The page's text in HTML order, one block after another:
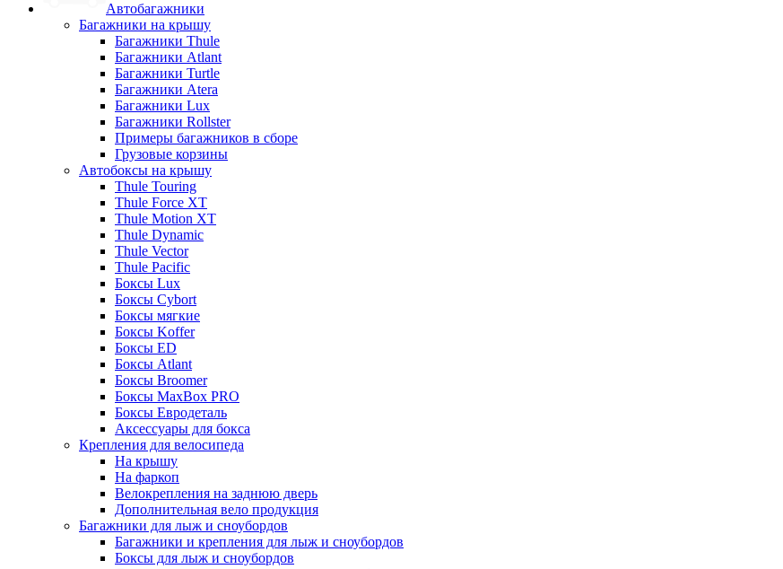
Автобагажники
Багажники на крышу
Багажники Thule
Багажники Atlant
Багажники Turtle
Багажники Atera
Багажники Lux
Багажники Rollster
Примеры багажников в сборе
Грузовые корзины
Автобоксы на крышу
Thule Touring
Thule Force XT
Thule Motion XT
Thule Dynamic
Thule Vector
Thule Pacific
Боксы Lux
Боксы Cybort
Боксы мягкие
Боксы Koffer
Боксы ED
Боксы Atlant
Боксы Broomer
Боксы MaxBox PRO
Боксы Евродеталь
Аксессуары для бокса
Крепления для велосипеда
На крышу
На фаркоп
Велокрепления на заднюю дверь
Дополнительная вело продукция
Багажники для лыж и сноубордов
Багажники и крепления для лыж и сноубордов
Боксы для лыж и сноубордов